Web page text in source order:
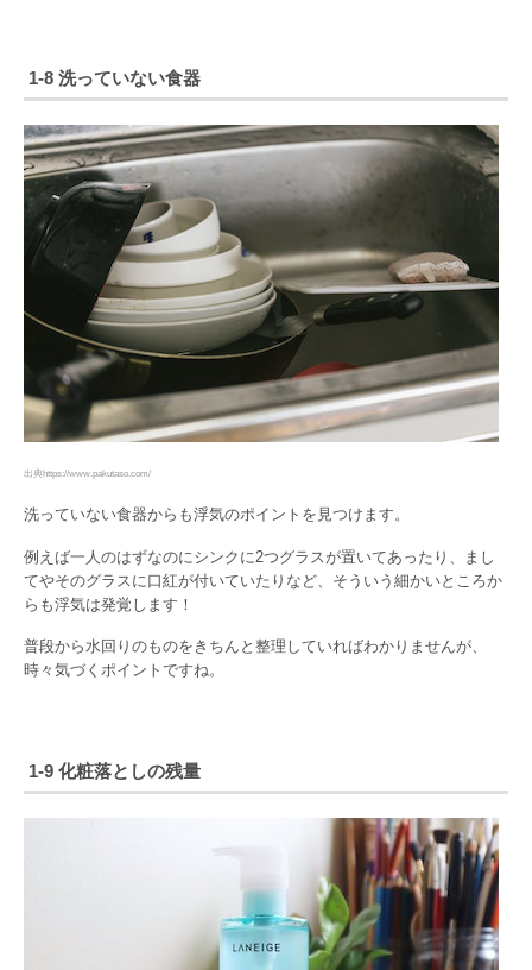
1-8 洗っていない食器
出典https://www.pakutaso.com/
洗っていない食器からも浮気のポイントを見つけます。
例えば一人のはずなのにシンクに2つグラスが置いてあったり、まし
てやそのグラスに口紅が付いていたりなど、そういう細かいところか
らも浮気は発覚します！
普段から水回りのものをきちんと整理していればわかりませんが、
時々気づくポイントですね。
1-9 化粧落としの残量